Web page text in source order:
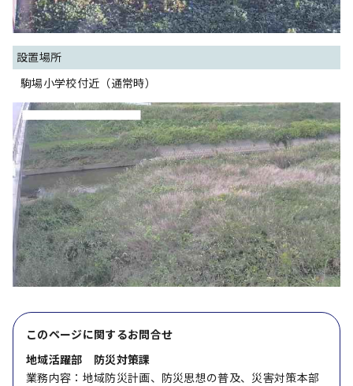
設置場所
駒場小学校付近（通常時）
このページに関するお問合せ
地域活躍部 防災対策課
業務内容：地域防災計画、防災思想の普及、災害対策本部